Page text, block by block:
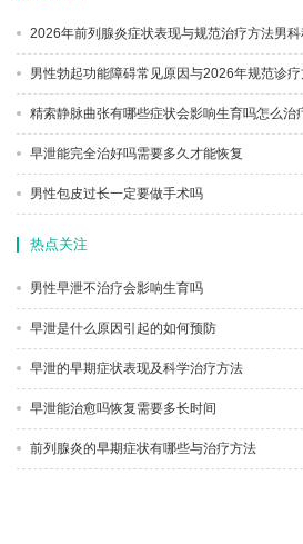
2026年前列腺炎症状表现与规范治疗方法男
男性勃起功能障碍常见原因与2026年规范诊
精索静脉曲张有哪些症状会影响生育吗怎么治
早泄能完全治好吗需要多久才能恢复
男性包皮过长一定要做手术吗
热点关注
男性早泄不治疗会影响生育吗
早泄是什么原因引起的如何预防
早泄的早期症状表现及科学治疗方法
早泄能治愈吗恢复需要多长时间
前列腺炎的早期症状有哪些与治疗方法